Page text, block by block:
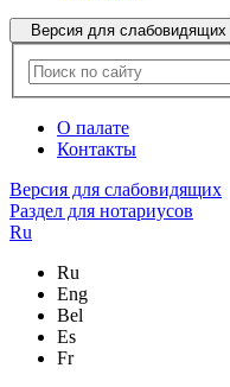
Версия для слабовидящих
О палате
Контакты
Версия для слабовидящих
Раздел для нотариусов
Ru
Ru
Eng
Bel
Es
Fr